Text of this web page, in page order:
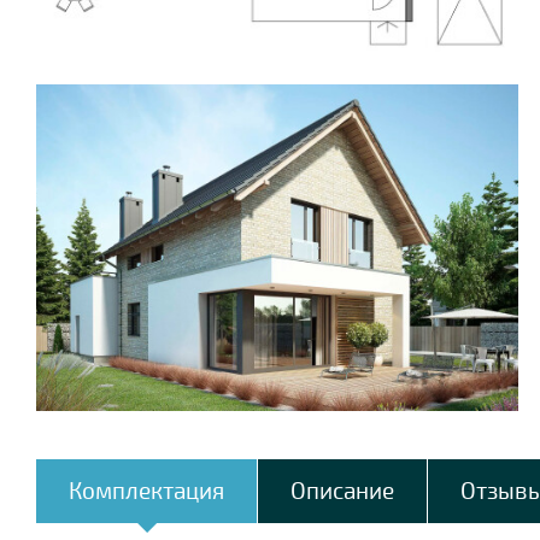
Комплектация Описание